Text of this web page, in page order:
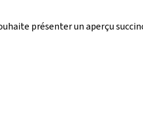
présenter un aperçu